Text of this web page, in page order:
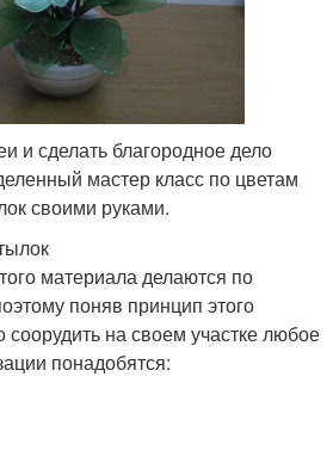
и сделать благородное дело
мастер класс по цветам
своими руками.
материала делаются по
поняв принцип этого
на своем участке любое
понадобятся: